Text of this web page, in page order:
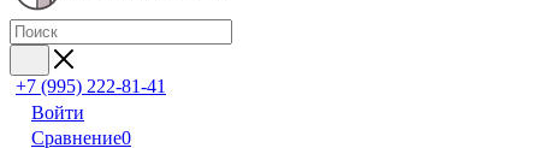
+7 (995) 222-81-41
Войти
Сравнение0